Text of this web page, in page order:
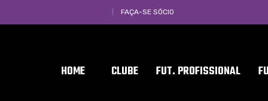
FAÇA-SE SÓCIO
HOME CLUBE FUT. PROFISSIONAL